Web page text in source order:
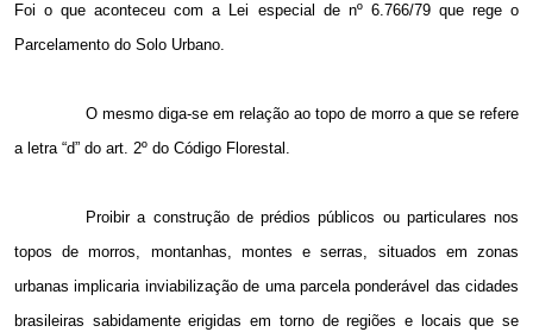
Foi o que aconteceu com a Lei especial de nº 6.766/79 que rege o
Parcelamento do Solo Urbano.
O mesmo diga-se em relação ao topo de morro a que se refere
a letra “d” do art. 2º do Código Florestal.
Proibir a construção de prédios públicos ou particulares nos
topos de morros, montanhas, montes e serras, situados em zonas
urbanas implicaria inviabilização de uma parcela ponderável das cidades
brasileiras sabidamente erigidas em torno de regiões e locais que se